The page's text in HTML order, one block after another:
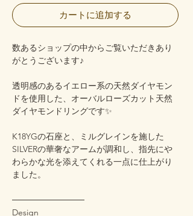
カートに追加する
数あるショップの中からご覧いただきあり
がとうございます♪
透明感のあるイエロー系の天然ダイヤモン
ドを使用した、オーバルローズカット天然
ダイヤモンドリングです✨
K18YGの石座と、ミルグレインを施した
SILVERの華奢なアームが調和し、指先にや
わらかな光を添えてくれる一点に仕上がり
ました。
────────────
Design